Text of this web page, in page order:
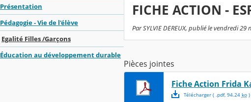
Présentation
Pédagogie - Vie de l'élève
Egalité Filles /Garçons
Éducation au développement durable
FICHE ACTION -
Par SYLVIE DEREUX, publié le vendredi
Pièces jointes
Fiche Action Frida
Télécharger( .pdf, 94.24 ko)